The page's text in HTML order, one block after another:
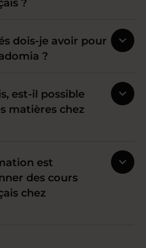
?
dois-je avoir pour
?
est-il possible
matières chez
est
des cours
chez